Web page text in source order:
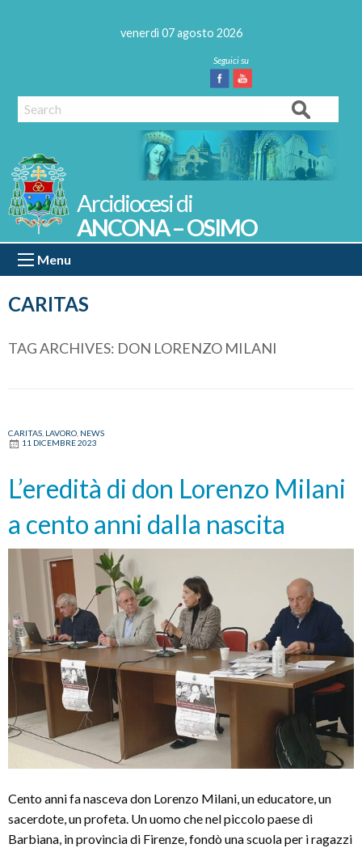
venerdì 07 agosto 2026
Facebook
Youtube
Search
CARITAS
ANCONA – OSIMO
Menu
TAG ARCHIVES: DON LORENZO MILANI
CARITAS LAVORO NEWS
11 DICEMBRE 2023
L’eredità di don Lorenzo Milani
a cento anni dalla nascita
Cento anni fa nasceva don Lorenzo Milani, un educatore, un
sacerdote, un profeta. Un uomo che nel piccolo paese di
Barbiana, in provincia di Firenze, fondò una scuola per i ragazzi